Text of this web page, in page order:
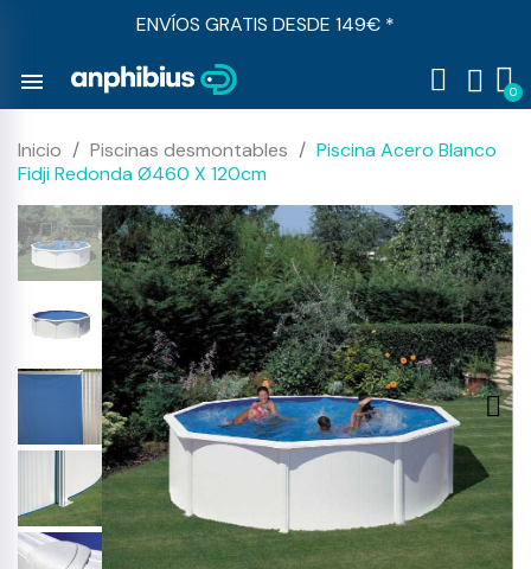
ENVÍOS GRATIS DESDE 149€ *
menu
Inicio Piscinas desmontables
Piscina Acero Blanco
Fidji Redonda Ø460 X 120cm